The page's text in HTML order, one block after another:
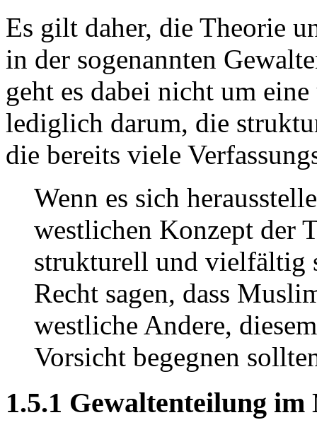
Es gilt daher, die Theorie
in der sogenannten
geht es dabei nicht um
lediglich darum, die
die bereits viele
Wenn es sich
westlichen Konzept der
strukturell und vielfältig
Recht sagen, dass
westliche Andere,
Vorsicht begegnen
1.5.1 Gewaltenteilung im